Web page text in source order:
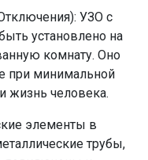
УЗО с
установлено на
комнату. Оно
при минимальной
жизнь человека.
элементы в
трубы,